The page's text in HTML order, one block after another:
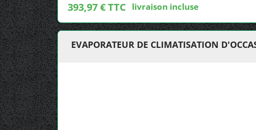
393,97 € TTC livraison incluse
EVAPORATEUR DE CLIMATISATION